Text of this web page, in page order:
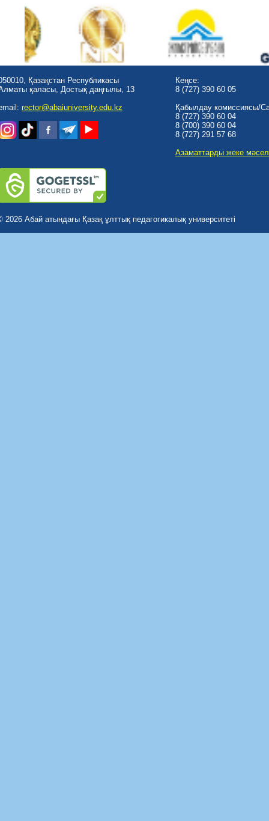
Қазақстан Республикасы
қаласы, Достық даңғылы, 13
rector@abaiuniversity.edu.kz
Кеңсе:
8 (727) 390 60 05
Қабылдау комиссиясы/
8 (727) 390 60 04
8 (700) 390 60 04
8 (727) 291 57 68
Азаматтарды жеке
2026 Абай атындағы Қазақ ұлттық педагогикалық университеті